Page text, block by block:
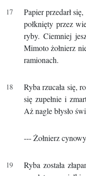
Papier przedarł
połknięty przez
ryby. Ciemniej
Mimoto żołnierz
ramionach.
Ryba rzucała się,
się zupełnie i
Aż nagle błysło
--- Żołnierz
Ryba została